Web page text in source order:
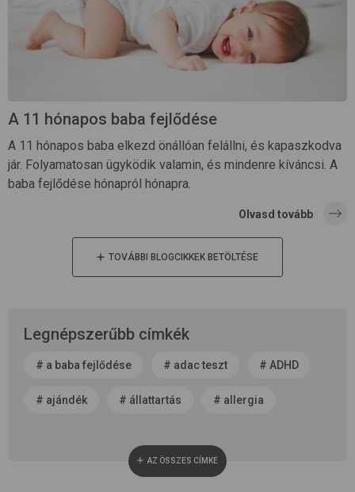
A 11 hónapos baba fejlődése
A 11 hónapos baba elkezd önállóan felállni, és kapaszkodva
jár. Folyamatosan ügyködik valamin, és mindenre kíváncsi. A
baba fejlődése hónapról hónapra.
Olvasd tovább
TOVÁBBI BLOGCIKKEK BETÖLTÉSE
Legnépszerűbb címkék
# a baba fejlődése # adac teszt # ADHD
# ajándék # állattartás # allergia
baba neme #
AZ ÖSSZES CÍMKE